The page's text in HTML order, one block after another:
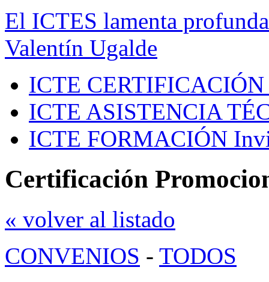
El ICTES lamenta
Valentín Ugalde
ICTE CERTIFICACIÓN
ICTE ASISTENCIA
ICTE FORMACIÓN
Certificación
« volver al listado
CONVENIOS - TODOS